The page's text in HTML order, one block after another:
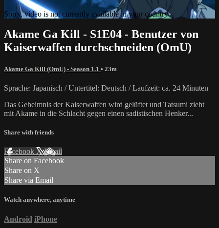
Sorry, video is not currently available in your country
Akame Ga Kill - S1E04 - Benutzer von
Kaiserwaffen durchschneiden (OmU)
Akame Ga Kill (OmU) - Season 1.1 • 23m
Sprache: Japanisch / Untertitel: Deutsch / Laufzeit: ca. 24 Minuten
Das Geheimnis der Kaiserwaffen wird gelüftet und Tatsumi zieht
mit Akame in die Schlacht gegen einen sadistischen Henker...
Share with friends
Facebook XEmail
Share on Facebook
Share on X
Share via Email
Watch anywhere, anytime
Android iPhone